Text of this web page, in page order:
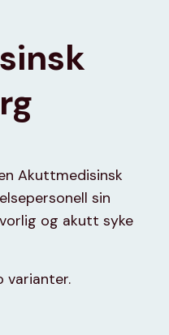
Akuttmedisinsk
sin
og akutt syke
varianter.